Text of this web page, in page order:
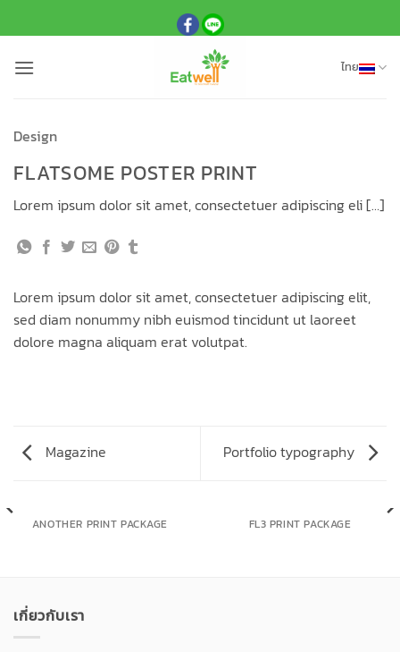
ไป
เนื้อหา
ไทย
Design
FLATSOME POSTER PRINT
Lorem ipsum dolor sit amet, consectetuer adipiscing eli […]
Lorem ipsum dolor sit amet, consectetuer adipiscing elit,
sed diam nonummy nibh euismod tincidunt ut laoreet
dolore magna aliquam erat volutpat.
Magazine Portfolio typography
ANOTHER PRINT PACKAGE FL3 PRINT PACKAGE
เกี่ยวกับเรา